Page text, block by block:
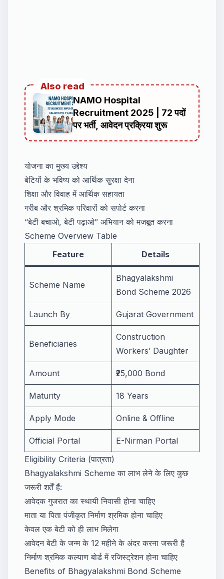
Also read
NAMO Hospital
Recruitment 2025 | 72 पदों
पर भर्ती, आवेदन प्रक्रिया शुरू
योजना का मुख्य उद्देश्य
बेटियों के भविष्य को आर्थिक सुरक्षा देना
शिक्षा और विवाह में आर्थिक सहायता
गरीब और श्रमिक परिवारों को सपोर्ट करना
“बेटी बचाओ, बेटी पढ़ाओ” अभियान को मजबूत करना
Scheme Overview Table
Feature
Details
Scheme Name
Bhagyalakshmi
Bond Scheme 2026
Launch By Gujarat Government
Beneficiaries
Construction
Workers’ Daughter
Amount ₹25,000 Bond
Maturity 18 Years
Apply Mode Online & Offline
Official Portal
E-Nirman Portal
Eligibility Criteria (पात्रता)
Bhagyalakshmi Scheme का लाभ लेने के लिए कुछ
जरूरी शर्तें हैं:
आवेदक गुजरात का स्थायी निवासी होना चाहिए
माता या पिता पंजीकृत निर्माण श्रमिक होना चाहिए
केवल एक बेटी को ही लाभ मिलेगा
आवेदन बेटी के जन्म के 12 महीने के अंदर करना जरूरी है
निर्माण श्रमिक कल्याण बोर्ड में रजिस्ट्रेशन होना चाहिए
Benefits of Bhagyalakshmi Bond Scheme